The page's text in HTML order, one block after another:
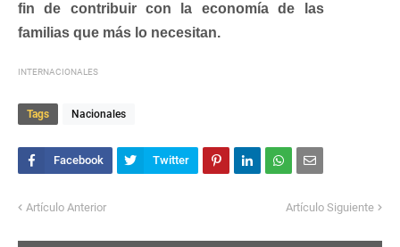
fin de contribuir con la economía de las
familias que más lo necesitan.
INTERNACIONALES
Tags Nacionales
Artículo Anterior Artículo Siguiente